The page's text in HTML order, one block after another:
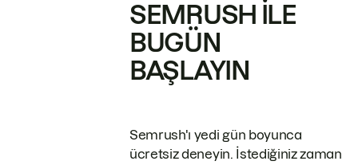
SEMRUSH ILE
BUGÜN
BAŞLAYIN
Semrush'ı yedi gün boyunca
ücretsiz deneyin. İstediğiniz zaman